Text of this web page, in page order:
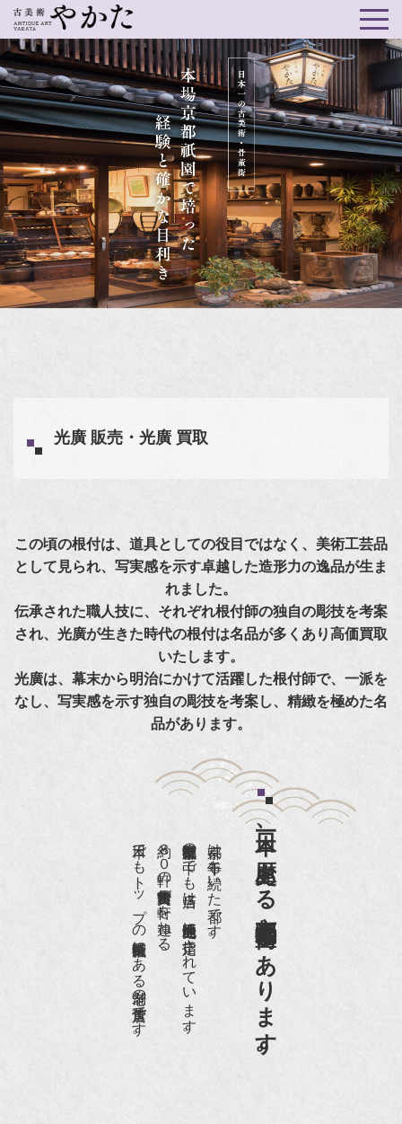
光廣 販売・光廣 買取
この頃の根付は、道具としての役目ではなく、美術工芸品
として見られ、写実感を示す卓越した造形力の逸品が生ま
れました。
伝承された職人技に、それぞれ根付師の独自の彫技を考案
され、光廣が生きた時代の根付は名品が多くあり高価買取
いたします。
光廣は、幕末から明治にかけて活躍した根付師で、一派を
なし、写実感を示す独自の彫技を考案し、精緻を極めた名
品があります。
日本一、歴史ある
京都祇園骨董街にあります。
京都は千年も続いた都です。
京都祇園骨董街の中でも当店は、歴史的保全地区に指定されています。
約８０軒の古美術骨董商が軒を連ねる、
日本でもトップの祇園骨董街にある老舗の骨董店です。